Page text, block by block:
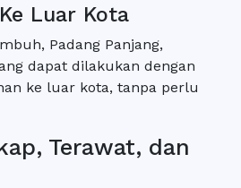
Luar Kota
Padang Panjang,
dapat dilakukan dengan
ke luar kota, tanpa perlu
Terawat, dan